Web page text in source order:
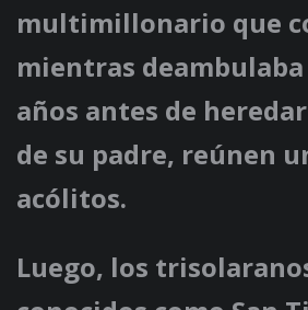
multimillonario que
mientras
años antes de
de su padre, reúnen
acólitos.
Luego, los